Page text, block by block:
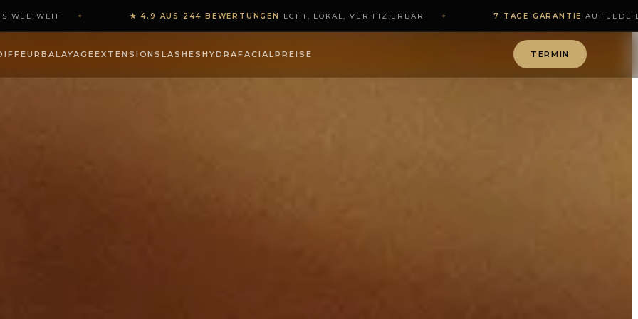
★ 4.9 AUS 244 BEWERTUNGEN·ECHT, LOKAL, VERIFIZIERBAR 7 TAGE GARANTIE ·AUF JEDE
BALAYAGEEXTENSIONSLASHESHYDRAFACIALPREISE TERMIN
VERGLEIC…